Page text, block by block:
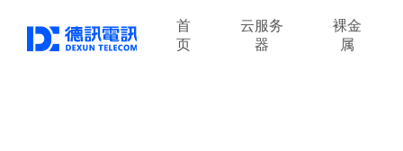
首
页
云服务
器
裸金
属